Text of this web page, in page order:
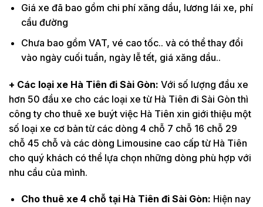
Giá xe đã bao gồm chi phí xăng dầu, lương lái xe, phí
cầu đường
Chưa bao gồm VAT, vé cao tốc.. và có thể thay đổi
vào ngày cuối tuần, ngày lễ tết, giá xăng dầu..
+ Các loại xe Hà Tiên đi Sài Gòn: Với số lượng đầu xe
hơn 50 đầu xe cho các loại xe từ Hà Tiên đi Sài Gòn thì
công ty cho thuê xe buýt việc Hà Tiên xin giới thiệu một
số loại xe cơ bản từ các dòng 4 chỗ 7 chỗ 16 chỗ 29
chỗ 45 chỗ và các dòng Limousine cao cấp từ Hà Tiên
cho quý khách có thể lựa chọn những dòng phù hợp với
nhu cầu của mình.
Cho thuê xe 4 chỗ tại Hà Tiên đi Sài Gòn: Hiện nay